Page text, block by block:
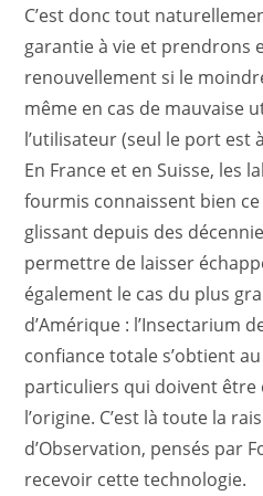
C’est donc tout
garantie à vie et prendrons
renouvellement si le
même en cas de mauvaise
l’utilisateur (seul le port est
En France et en Suisse, les
fourmis connaissent bien
glissant depuis des
permettre de laisser
également le cas du plus
d’Amérique : l’Insectarium
confiance totale s’obtient
particuliers qui doivent être
l’origine. C’est là toute la
d’Observation, pensés par
recevoir cette technologie.